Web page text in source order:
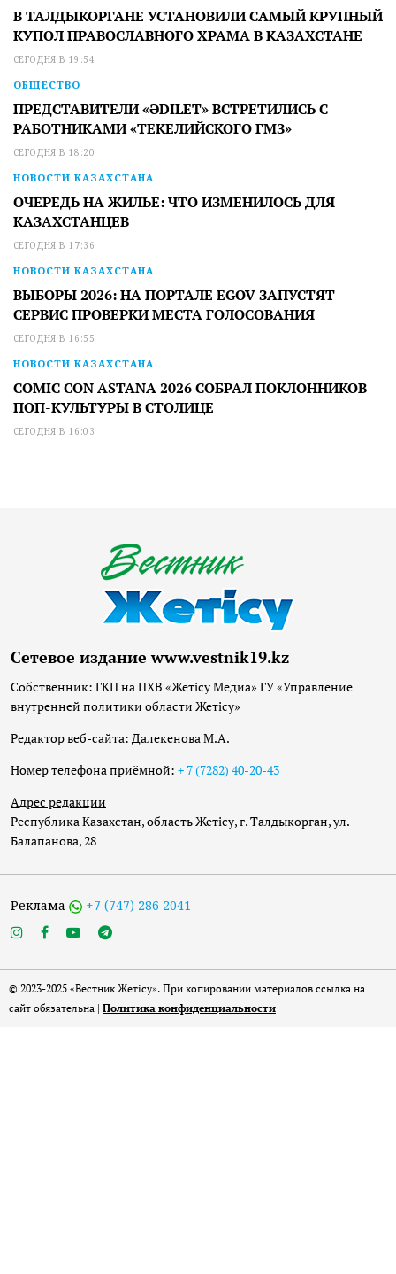
В ТАЛДЫКОРГАНЕ УСТАНОВИЛИ САМЫЙ КРУПНЫЙ
КУПОЛ ПРАВОСЛАВНОГО ХРАМА В КАЗАХСТАНЕ
СЕГОДНЯ В 19:54
ОБЩЕСТВО
ПРЕДСТАВИТЕЛИ «ӘDILET» ВСТРЕТИЛИСЬ С
РАБОТНИКАМИ «ТЕКЕЛИЙСКОГО ГМЗ»
СЕГОДНЯ В 18:20
НОВОСТИ КАЗАХСТАНА
ОЧЕРЕДЬ НА ЖИЛЬЕ: ЧТО ИЗМЕНИЛОСЬ ДЛЯ
КАЗАХСТАНЦЕВ
СЕГОДНЯ В 17:36
НОВОСТИ КАЗАХСТАНА
ВЫБОРЫ 2026: НА ПОРТАЛЕ EGOV ЗАПУСТЯТ
СЕРВИС ПРОВЕРКИ МЕСТА ГОЛОСОВАНИЯ
СЕГОДНЯ В 16:55
НОВОСТИ КАЗАХСТАНА
COMIC CON ASTANA 2026 СОБРАЛ ПОКЛОННИКОВ
ПОП-КУЛЬТУРЫ В СТОЛИЦЕ
СЕГОДНЯ В 16:03
Сетевое издание www.vestnik19.kz
Собственник: ГКП на ПХВ «Жетісу Медиа» ГУ «Управление
внутренней политики области Жетісу»
Редактор веб-сайта: Далекенова М.А.
Номер телефона приёмной: + 7 (7282) 40-20-43
Адрес редакции
Республика Казахстан, область Жетісу, г. Талдыкорган, ул.
Балапанова, 28
Реклама +7 (747) 286 2041
© 2023-2025 «Вестник Жетісу». При копировании материалов ссылка на
сайт обязательна | Политика конфиденциальности